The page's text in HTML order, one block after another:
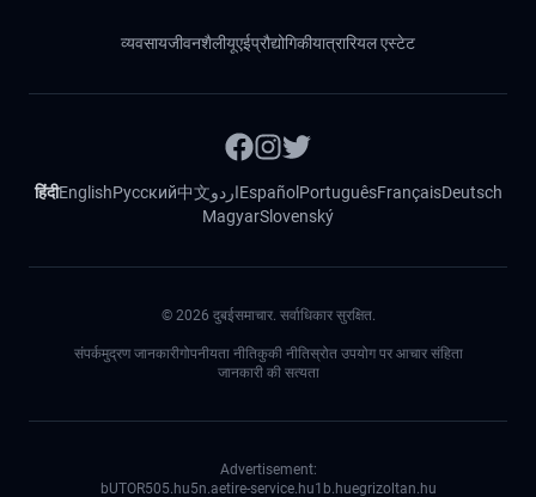
व्यवसायजीवनशैलीयूएईप्रौद्योगिकीयात्रारियल एस्टेट
हिंदीEnglishРусский中文اردوEspañol PortuguêsFrançaisDeutsch
MagyarSlovenský
© 2026 दुबईसमाचार. सर्वाधिकार सुरक्षित.
संपर्कमुद्रण जानकारीगोपनीयता नीतिकुकी नीतिस्रोत उपयोग पर आचार संहिता
जानकारी की सत्यता
Advertisement:
bUTOR505.hu5n.aetire-service.hu1b.huegrizoltan.hu